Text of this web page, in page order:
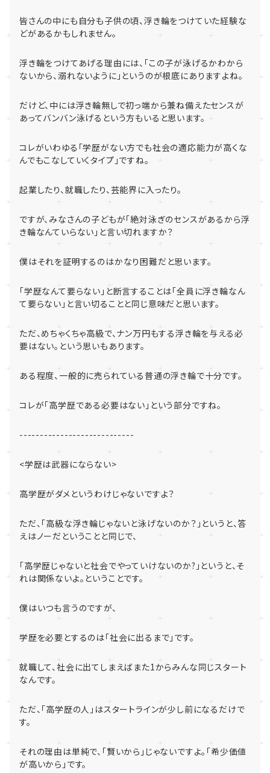
皆さんの中にも自分も子供の頃、浮き輪をつけていた経験な
どがあるかもしれません。
浮き輪をつけてあげる理由には、「この子が泳げるかわから
ないから、溺れないように」 というのが根底にありますよね。
だけど、 中には浮き輪無しで初っ端から兼ね備えたセンスが
あってバンバン泳げるという方もいると思います。
コレがいわゆる「学歴がない方でも社会の適応能力が高くな
んでもこなしていくタイプ」ですね。
起業したり、就職したり、芸能界に入ったり。
ですが、みなさんの子どもが「絶対泳ぎのセンスがあるから浮
き輪なんていらない」 と言い切れますか？
僕はそれを証明するのはかなり困難だと思います。
「学歴なんて要らない」と断言することは「全員に浮き輪なん
て要らない」 と言い切ることと同じ意味だと思います。
ただ、めちゃくちゃ高級で、 ナン万円もする浮き輪を与える必
要はない。 という思いもあります。
ある程度、一般的に売られている普通の浮き輪で十分です。
コレが「高学歴である必要はない」という部分ですね。
----------------------------
<学歴は武器にならない>
高学歴がダメというわけじゃないですよ？
ただ、「高級な浮き輪じゃないと泳げないのか？」というと、 答
えはノーだということと同じで、
「高学歴じゃないと社会でやっていけないのか? 」というと、 そ
れは関係ないよ。ということです。
僕はいつも言うのですが、
学歴を必要とするのは「社会に出るまで」です。
就職して、社会に出てしまえばまた1からみんな同じスタート
なんです。
ただ、「高学歴の人」はスタートラインが少し前になるだけで
す。
それの理由は単純で、「賢いから」じゃないですよ。 「希少価値
が高いから」です。